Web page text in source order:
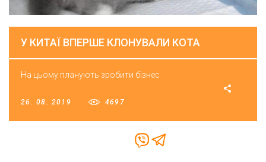
У КИТАЇ ВПЕРШЕ КЛОНУВАЛИ КОТА
На цьому планують зробити бізнес
26. 08. 2019 4697